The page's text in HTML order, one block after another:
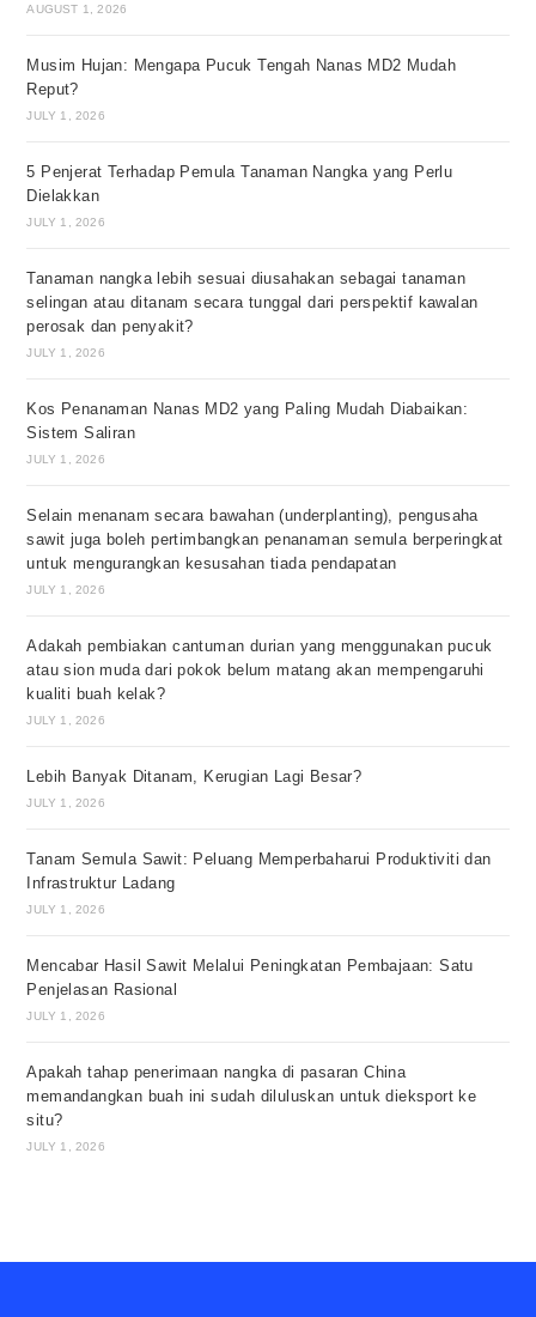
AUGUST 1, 2026
Musim Hujan: Mengapa Pucuk Tengah Nanas MD2 Mudah
Reput?
JULY 1, 2026
5 Penjerat Terhadap Pemula Tanaman Nangka yang Perlu
Dielakkan
JULY 1, 2026
Tanaman nangka lebih sesuai diusahakan sebagai tanaman
selingan atau ditanam secara tunggal dari perspektif kawalan
perosak dan penyakit?
JULY 1, 2026
Kos Penanaman Nanas MD2 yang Paling Mudah Diabaikan:
Sistem Saliran
JULY 1, 2026
Selain menanam secara bawahan (underplanting), pengusaha
sawit juga boleh pertimbangkan penanaman semula berperingkat
untuk mengurangkan kesusahan tiada pendapatan
JULY 1, 2026
Adakah pembiakan cantuman durian yang menggunakan pucuk
atau sion muda dari pokok belum matang akan mempengaruhi
kualiti buah kelak?
JULY 1, 2026
Lebih Banyak Ditanam, Kerugian Lagi Besar?
JULY 1, 2026
Tanam Semula Sawit: Peluang Memperbaharui Produktiviti dan
Infrastruktur Ladang
JULY 1, 2026
Mencabar Hasil Sawit Melalui Peningkatan Pembajaan: Satu
Penjelasan Rasional
JULY 1, 2026
Apakah tahap penerimaan nangka di pasaran China
memandangkan buah ini sudah diluluskan untuk dieksport ke
situ?
JULY 1, 2026